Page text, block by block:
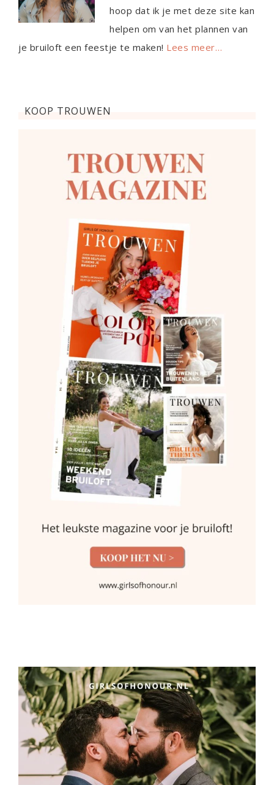
hoop dat ik je met deze site kan
helpen om van het plannen van
je bruiloft een feestje te maken! Lees meer…
KOOP TROUWEN